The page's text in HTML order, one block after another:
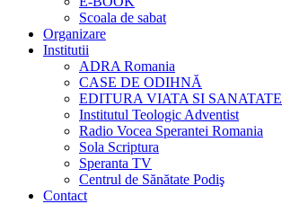
Scoala de sabat
Organizare
Institutii
ADRA Romania
CASE DE ODIHNĂ
EDITURA VIATA SI SANATATE
Institutul Teologic Adventist
Radio Vocea Sperantei Romania
Sola Scriptura
Speranta TV
Centrul de Sănătate Podiş
Contact